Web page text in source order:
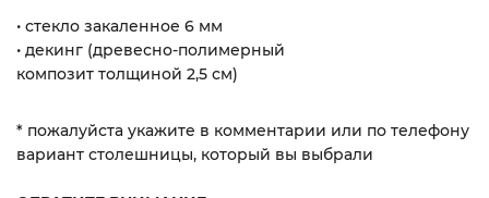
• стекло закаленное 6 мм
• декинг (древесно-полимерный
композит толщиной 2,5 см)
* пожалуйста укажите в комментарии или по телефону
вариант столешницы, который вы выбрали